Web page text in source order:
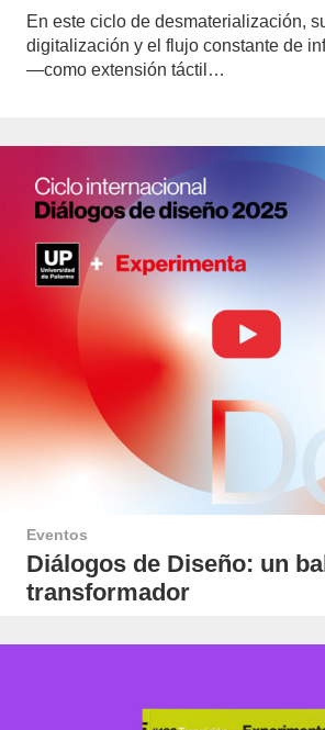
En este ciclo de desmaterialización,
digitalización y el flujo constante de
—como extensión táctil…
Eventos
Diálogos de Diseño: un
transformador